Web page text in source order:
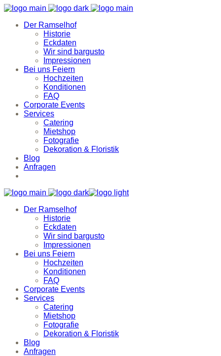
Der Ramselhof
Historie
Eckdaten
Wir sind bargusto
Impressionen
Bei uns Feiern
Hochzeiten
Konditionen
FAQ
Corporate Events
Services
Catering
Mietshop
Fotografie
Dekoration & Floristik
Blog
Anfragen
Der Ramselhof
Historie
Eckdaten
Wir sind bargusto
Impressionen
Bei uns Feiern
Hochzeiten
Konditionen
FAQ
Corporate Events
Services
Catering
Mietshop
Fotografie
Dekoration & Floristik
Blog
Anfragen